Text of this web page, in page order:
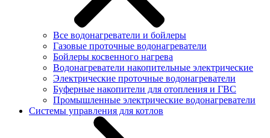
Все водонагреватели и бойлеры
Газовые проточные водонагреватели
Бойлеры косвенного нагрева
Водонагреватели накопительные электрические
Электрические проточные водонагреватели
Буферные накопители для отопления и ГВС
Промышленные электрические водонагреватели
Системы управления для котлов